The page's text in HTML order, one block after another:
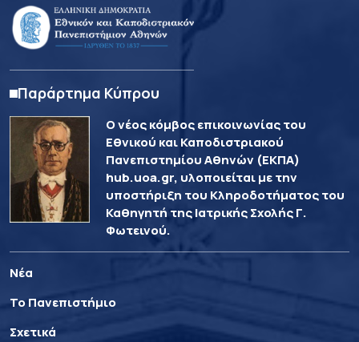
Παράρτημα Κύπρου
Ο νέος κόμβος επικοινωνίας του
Εθνικού και Καποδιστριακού
Πανεπιστημίου Αθηνών (ΕΚΠΑ)
hub.uoa.gr, υλοποιείται με την
υποστήριξη του Κληροδοτήματος του
Καθηγητή της Ιατρικής Σχολής Γ.
Φωτεινού.
Νέα
Το Πανεπιστήμιο
Σχετικά